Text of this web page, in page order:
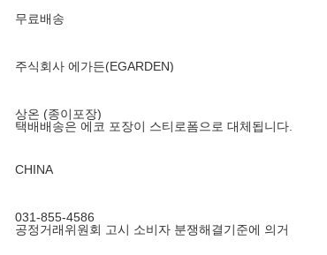
무료배송
주식회사 에가든(EGARDEN)
상온 (종이포장)
택배배송은 에코 포장이 스티로폼으로 대체됩니다.
CHINA
031-855-4586
공정거래위원회 고시 소비자 분쟁해결기준에 의거